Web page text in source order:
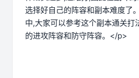
选择好自己的阵容和副本难度了
中,大家可以参考这个副本通关打
的进攻阵容和防守阵容。</p>